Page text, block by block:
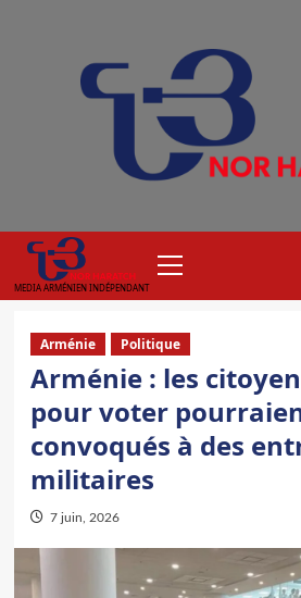
MEDIA ARMÉNIEN INDÉPENDANT
principal
Arménie Politique
Arménie : les
pour voter
convoqués à des
militaires
7 juin, 2026